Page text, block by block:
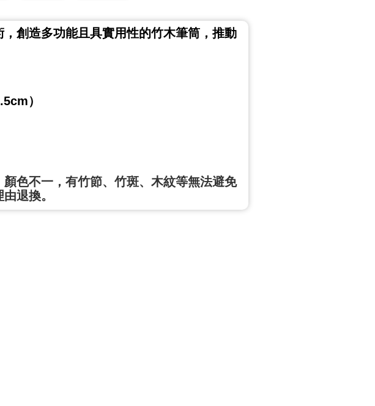
創造多功能且具實用性的竹木筆筒，推動
）
色不一，有竹節、竹斑、木紋等無法避免
退換。